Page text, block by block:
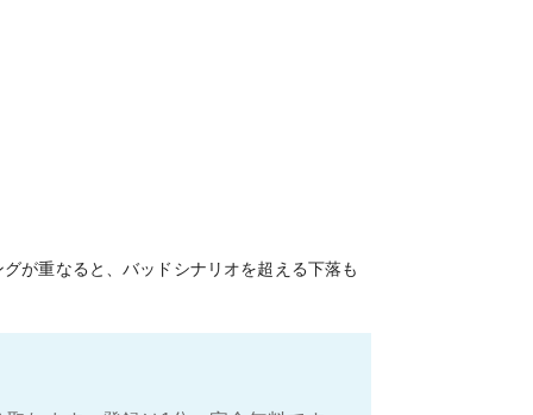
が重なると、バッドシナリオを超える下落も